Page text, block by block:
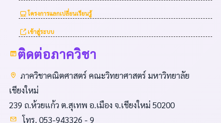
โครงการแลกเปลี่ยนเรียนรู้
เข้าสู่ระบบ
ติดต่อภาควิชา
ภาควิชาคณิตศาสตร์ คณะวิทยาศาสตร์ มหาวิทยาลัย
เชียงใหม่
239 ถ.ห้วยแก้ว ต.สุเทพ อ.เมือง จ.เชียงใหม่ 50200
โทร. 053-943326 - 9